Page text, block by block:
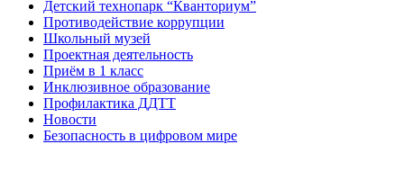
Детский технопарк “Кванториум”
Противодействие коррупции
Школьный музей
Проектная деятельность
Приём в 1 класс
Инклюзивное образование
Профилактика ДДТТ
Новости
Безопасность в цифровом мире